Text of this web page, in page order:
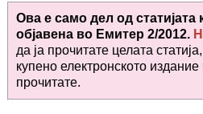
Ова е само дел од статијата
објавена во Емитер 2/2012.
да ја прочитате целата
купено електронското издание
прочитате.